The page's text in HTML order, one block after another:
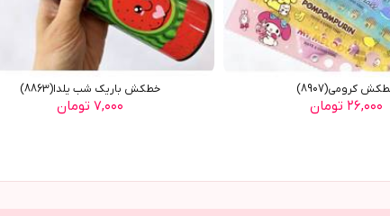
کرومی(8907)
۲۶,۰۰۰ تومان
خطکش باریک شب یلدا(8863)
۷,۰۰۰ تومان